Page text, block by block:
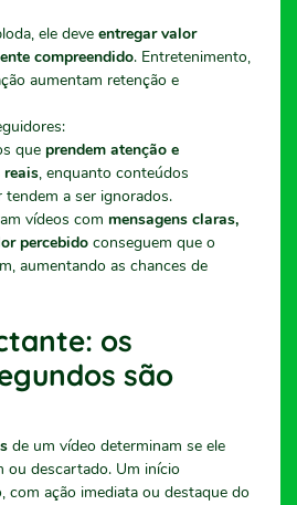
ele deve entregar valor
compreendido. Entretenimento,
aumentam retenção e
que prendem atenção e
reais, enquanto conteúdos
a ser ignorados.
vídeos com mensagens claras,
percebido conseguem que o
aumentando as chances de
os
são
de um vídeo determinam se ele
ou descartado. Um início
com ação imediata ou destaque do